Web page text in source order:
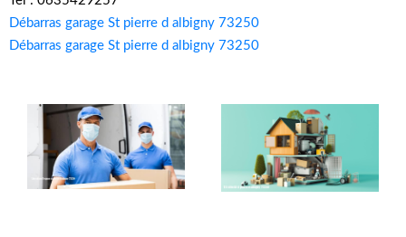
Débarras garage St pierre d albigny 73250
Débarras garage St pierre d albigny 73250